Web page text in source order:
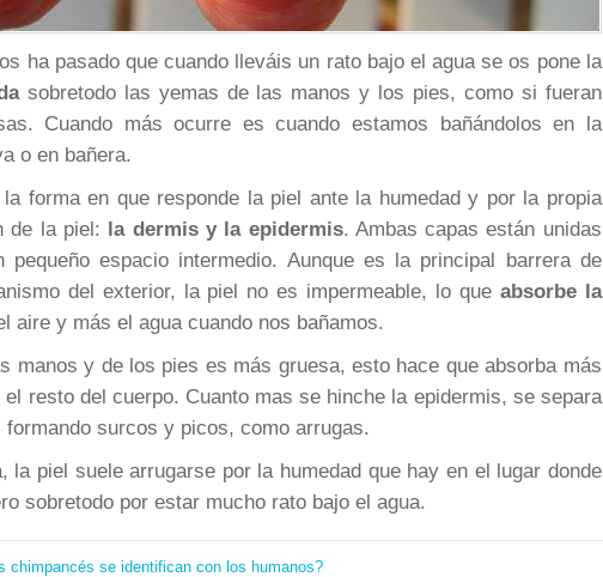
ha pasado que cuando lleváis un rato bajo el agua se os pone la
sobretodo las yemas de las manos y los pies, como si fueran
Cuando más ocurre es cuando estamos bañándolos en la
o en bañera.
forma en que responde la piel ante la humedad y por la propia
de la piel: la dermis y la epidermis. Ambas capas están unidas
pequeño espacio intermedio. Aunque es la principal barrera de
del exterior, la piel no es impermeable, lo que absorbe la
aire y más el agua cuando nos bañamos.
manos y de los pies es más gruesa, esto hace que absorba más
el resto del cuerpo. Cuanto mas se hinche la epidermis, se separa
formando surcos y picos, como arrugas.
la piel suele arrugarse por la humedad que hay en el lugar donde
sobretodo por estar mucho rato bajo el agua.
chimpancés se identifican con los humanos?